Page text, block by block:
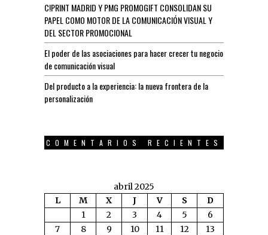
C!PRINT MADRID Y PMG PROMOGIFT CONSOLIDAN SU
PAPEL COMO MOTOR DE LA COMUNICACIÓN VISUAL Y
DEL SECTOR PROMOCIONAL
El poder de las asociaciones para hacer crecer tu negocio
de comunicación visual
Del producto a la experiencia: la nueva frontera de la
personalización
COMENTARIOS RECIENTES
abril 2025
L
M X J V S
D
1
2 3 4 5
6
7
8 9 10 11 12
13